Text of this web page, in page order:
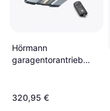
Hörmann
garagentorantrieb
320,95 €